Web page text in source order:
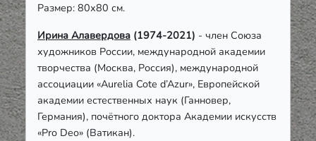
Размер: 80х80 см.
Ирина Алавердова (1974-2021) - член Союза
художников России, международной академии
творчества (Москва, Россия), международной
ассоциации «Aurelia Cote d’Azur», Европейской
академии естественных наук (Ганновер,
Германия), почётного доктора Академии искусств
«Pro Deo» (Ватикан).